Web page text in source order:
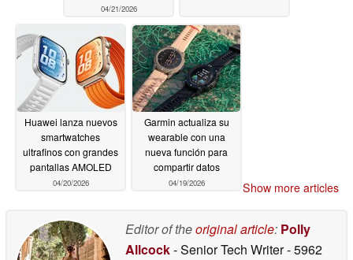
04/21/2026
Huawei lanza nuevos
smartwatches
ultrafinos con grandes
pantallas AMOLED
04/20/2026
Garmin actualiza su
wearable con una
nueva función para
compartir datos
04/19/2026 Show more articles
Editor of theoriginal article: Polly
Allcock- Senior Tech Writer- 5962